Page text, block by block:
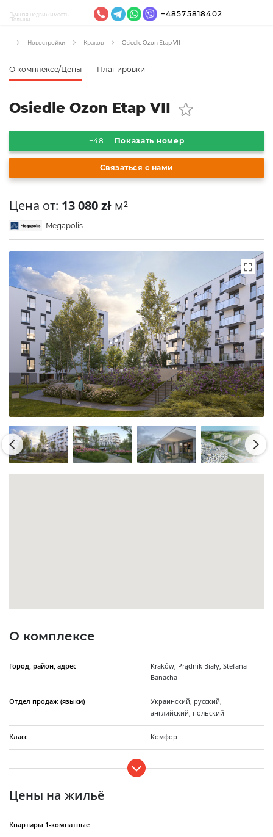
Лучшая недвижимость
Польши
+48575818402
Новостройки Краков Osiedle Ozon Etap VII
О комплексе/Цены Планировки
Osiedle Ozon Etap VII
+48 ... Показать номер
Связаться с нами
Цена от: 13 080 zł м²
Megapolis
О комплексе
Город, район, адрес
Kraków, Prądnik Biały, Stefana
Banacha
Отдел продаж (языки)
Украинский, русский,
английский, польский
Класс Комфорт
Количество квартир в комплексе
Цены на жильё
Квартиры 1-комнатные